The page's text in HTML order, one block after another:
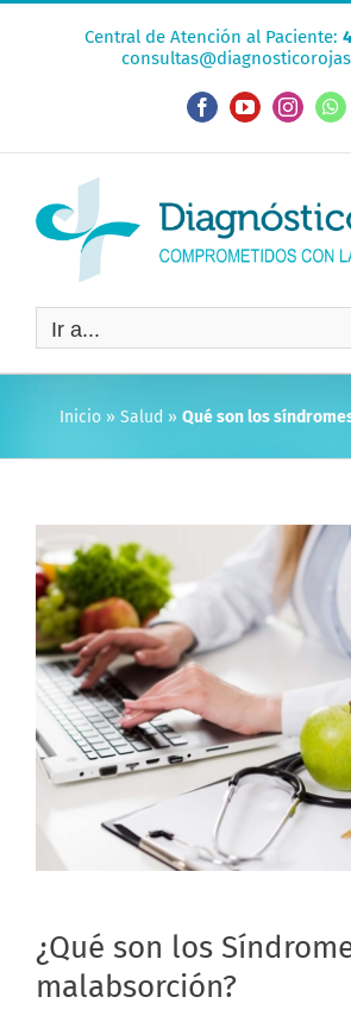
Central de Atención al Paciente:
FacebookYouTubeInstagram
Ir a...
Inicio » Salud » Qué son los
¿Qué son los
malabsorción?